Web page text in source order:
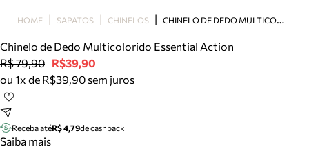
Bolsa
Tamanco
Tênis
Mule
Tire dúvidas sobre pedidos, devoluções e mais.
HOME SAPATOS CHINELOS C
HINELO DE DEDO MULTICOLORIDO ESSENTIAL ACTION
Chinelo de Dedo Multicolorido Essential Action
R$ 79,90 R$39,90
ou 1x de R$39,90 sem juros
Receba atéR$ 4,79de cashback
Saiba mais